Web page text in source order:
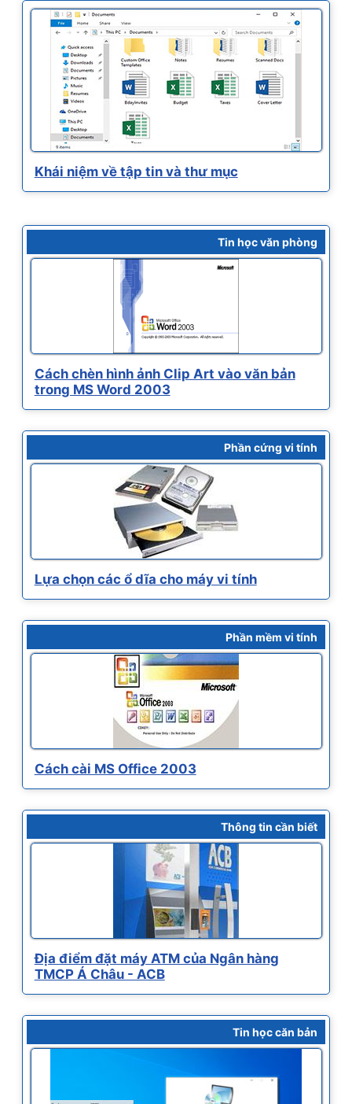
Khái niệm về tập tin và thư mục
Tin học văn phòng
Cách chèn hình ảnh Clip Art vào văn bản
trong MS Word 2003
Phần cứng vi tính
Lựa chọn các ổ dĩa cho máy vi tính
Phần mềm vi tính
Cách cài MS Office 2003
Thông tin cần biết
Địa điểm đặt máy ATM của Ngân hàng
TMCP Á Châu - ACB
Tin học căn bản